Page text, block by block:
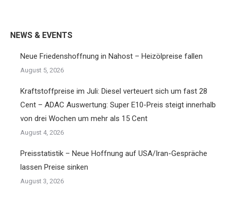
NEWS & EVENTS
Neue Friedenshoffnung in Nahost – Heizölpreise fallen
August 5, 2026
Kraftstoffpreise im Juli: Diesel verteuert sich um fast 28
Cent – ADAC Auswertung: Super E10-Preis steigt innerhalb
von drei Wochen um mehr als 15 Cent
August 4, 2026
Preisstatistik – Neue Hoffnung auf USA/Iran-Gespräche
lassen Preise sinken
August 3, 2026